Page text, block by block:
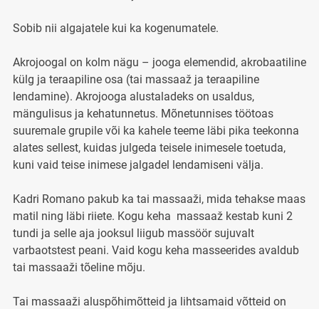
Sobib nii algajatele kui ka kogenumatele.
Akrojoogal on kolm nägu – jooga elemendid, akrobaatiline
külg ja teraapiline osa (tai massaaž ja teraapiline
lendamine). Akrojooga alustaladeks on usaldus,
mängulisus ja kehatunnetus. Mõnetunnises töötoas
suuremale grupile või ka kahele teeme läbi pika teekonna
alates sellest, kuidas julgeda teisele inimesele toetuda,
kuni vaid teise inimese jalgadel lendamiseni välja.
Kadri Romano pakub ka tai massaaži, mida tehakse maas
matil ning läbi riiete. Kogu keha massaaž kestab kuni 2
tundi ja selle aja jooksul liigub massöör sujuvalt
varbaotstest peani. Vaid kogu keha masseerides avaldub
tai massaaži tõeline mõju.
Tai massaaži aluspõhimõtteid ja lihtsamaid võtteid on